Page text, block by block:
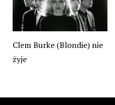
Clem Burke (Blondie) nie
żyje